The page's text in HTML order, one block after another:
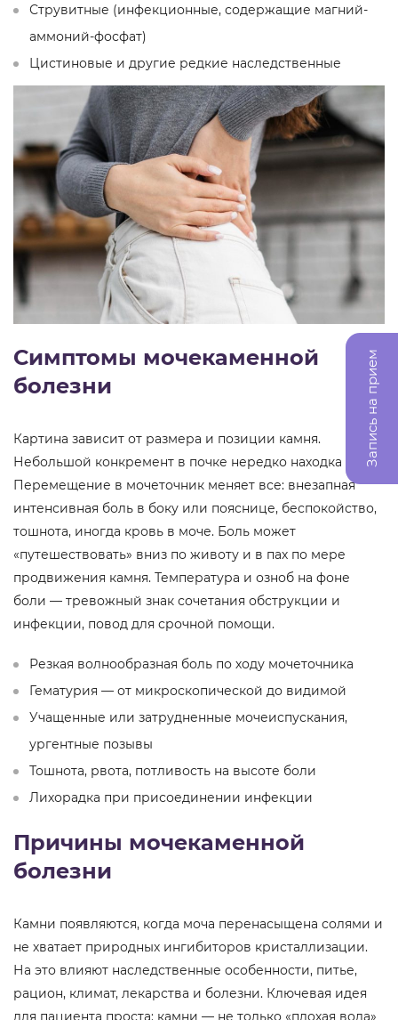
Струвитные (инфекционные, содержащие магний-
аммоний-фосфат)
Цистиновые и другие редкие наследственные
Симптомы мочекаменной
болезни
Картина зависит от размера и позиции камня.
Небольшой конкремент в почке нередко находка УЗИ.
Перемещение в мочеточник меняет все: внезапная
интенсивная боль в боку или пояснице, беспокойство,
тошнота, иногда кровь в моче. Боль может
«путешествовать» вниз по животу и в пах по мере
продвижения камня. Температура и озноб на фоне
боли — тревожный знак сочетания обструкции и
инфекции, повод для срочной помощи.
Резкая волнообразная боль по ходу мочеточника
Гематурия — от микроскопической до видимой
Учащенные или затрудненные мочеиспускания,
ургентные позывы
Тошнота, рвота, потливость на высоте боли
Лихорадка при присоединении инфекции
Причины мочекаменной
болезни
Камни появляются, когда моча перенасыщена солями и
не хватает природных ингибиторов кристаллизации.
На это влияют наследственные особенности, питье,
рацион, климат, лекарства и болезни. Ключевая идея
для пациента проста: камни — не только «плохая вода»
Запись на прием